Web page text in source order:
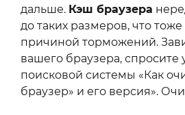
дальше. Кэш браузера
до таких размеров, что тоже
причиной торможений.
вашего браузера, спросите
поисковой системы «Как
браузер» и его версия».